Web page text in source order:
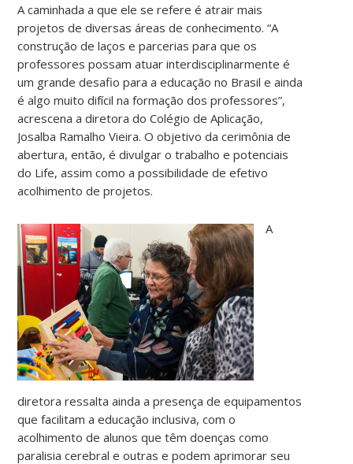
A caminhada a que ele se refere é atrair mais
projetos de diversas áreas de conhecimento. “A
construção de laços e parcerias para que os
professores possam atuar interdisciplinarmente é
um grande desafio para a educação no Brasil e ainda
é algo muito difícil na formação dos professores”,
acrescena a diretora do Colégio de Aplicação,
Josalba Ramalho Vieira. O objetivo da cerimônia de
abertura, então, é divulgar o trabalho e potenciais
do Life, assim como a possibilidade de efetivo
acolhimento de projetos.
A
diretora ressalta ainda a presença de equipamentos
que facilitam a educação inclusiva, com o
acolhimento de alunos que têm doenças como
paralisia cerebral e outras e podem aprimorar seu